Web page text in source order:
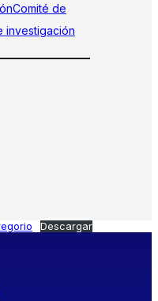
Comité de
investigación
Descargar